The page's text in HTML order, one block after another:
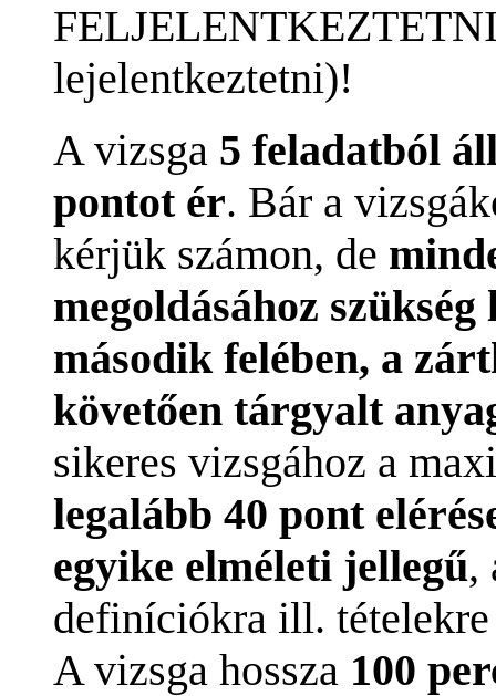
lejelentkeztetni)!
A vizsga 5 feladatból
pontot ér. Bár a
kérjük számon, de
megoldásához
második felében, a
követően tárgyalt
sikeres vizsgához a
legalább 40 pont
egyike elméleti jellegű,
definíciókra ill. tételekre
A vizsga hossza 100